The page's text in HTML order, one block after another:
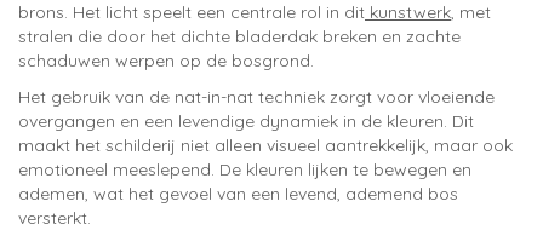
brons. Het licht speelt een centrale rol in dit kunstwerk, met
stralen die door het dichte bladerdak breken en zachte
schaduwen werpen op de bosgrond.
Het gebruik van de nat-in-nat techniek zorgt voor vloeiende
overgangen en een levendige dynamiek in de kleuren. Dit
maakt het schilderij niet alleen visueel aantrekkelijk, maar ook
emotioneel meeslepend. De kleuren lijken te bewegen en
ademen, wat het gevoel van een levend, ademend bos
versterkt.